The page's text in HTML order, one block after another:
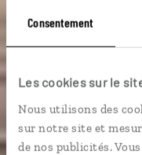
Consentement
Les cookies sur le
Nous utilisons des
sur notre site et
de nos publicités.
Circuit autotour à